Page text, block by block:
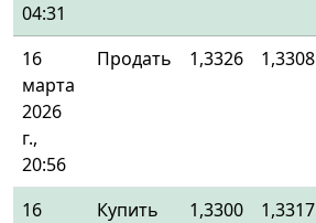
04:31
16
марта
2026
г.,
20:56
Продать 1,3326 1,3308
16
Купить 1,3300 1,3317